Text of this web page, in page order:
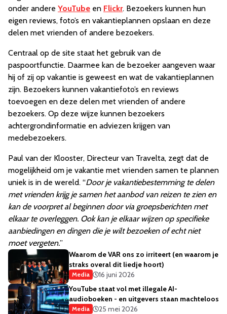
onder andere YouTube en Flickr. Bezoekers kunnen hun
eigen reviews, foto’s en vakantieplannen opslaan en deze
delen met vrienden of andere bezoekers.
Centraal op de site staat het gebruik van de
paspoortfunctie. Daarmee kan de bezoeker aangeven waar
hij of zij op vakantie is geweest en wat de vakantieplannen
zijn. Bezoekers kunnen vakantiefoto’s en reviews
toevoegen en deze delen met vrienden of andere
bezoekers. Op deze wijze kunnen bezoekers
achtergrondinformatie en adviezen krijgen van
medebezoekers.
Paul van der Klooster, Directeur van Travelta, zegt dat de
mogelijkheid om je vakantie met vrienden samen te plannen
uniek is in de wereld. “Door je vakantiebestemming te delen
met vrienden krijg je samen het aanbod van reizen te zien en
kan de voorpret al beginnen door via groepsberichten met
elkaar te overleggen. Ook kan je elkaar wijzen op specifieke
aanbiedingen en dingen die je wilt bezoeken of echt niet
moet vergeten.”
Waarom de VAR ons zo irriteert (en waarom je
straks overal dit liedje hoort)
Media
16 juni 2026
YouTube staat vol met illegale AI-
audioboeken - en uitgevers staan machteloos
Media
25 mei 2026